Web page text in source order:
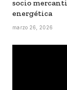
socio
energética
marzo 26, 2026